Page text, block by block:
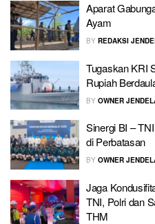
Aparat
Ayam
BY REDAKSI
Tugaskan KRI
Rupiah
BY OWNER
Sinergi BI –
di Perbatasan
BY OWNER
Jaga
TNI, Polri dan
THM